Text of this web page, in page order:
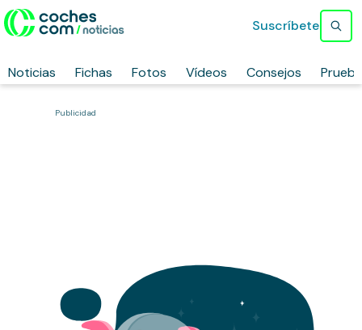
Noticias Fichas Fotos Vídeos Consejos
Suscríbete
Publicidad